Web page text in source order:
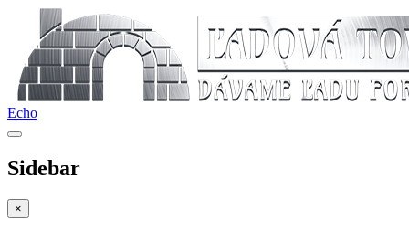
Echo
Sidebar
×